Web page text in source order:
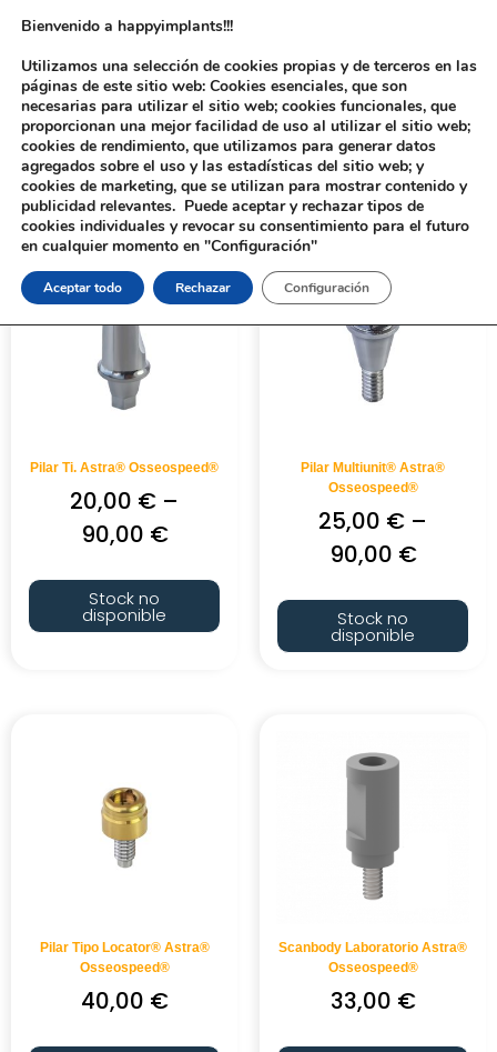
Inicio/ PLATAFORMA del producto / Lilac®
Pilar Ti. Astra® Osseospeed®
20,00 € –
90,00 €
Stock no
disponible
Pilar Multiunit® Astra®
Osseospeed®
25,00 € –
90,00 €
Stock no
disponible
Pilar Tipo Locator® Astra®
Osseospeed®
40,00 €
Scanbody Laboratorio Astra®
Osseospeed®
33,00 €
Bienvenido a happyimplants!!!
Utilizamos una selección de cookies propias y de terceros en las
páginas de este sitio web: Cookies esenciales, que son
necesarias para utilizar el sitio web; cookies funcionales, que
proporcionan una mejor facilidad de uso al utilizar el sitio web;
cookies de rendimiento, que utilizamos para generar datos
agregados sobre el uso y las estadísticas del sitio web; y
cookies de marketing, que se utilizan para mostrar contenido y
publicidad relevantes. Puede aceptar y rechazar tipos de
cookies individuales y revocar su consentimiento para el futuro
en cualquier momento en "Configuración"
Aceptar todo Rechazar Configuración